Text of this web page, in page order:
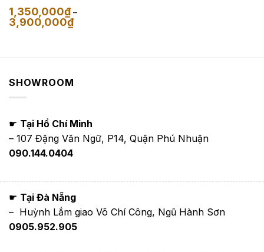
1,350,000₫ –
3,900,000₫Khoảng
giá:
SHOWROOM
☛ Tại Hồ Chí Minh
– 107 Đặng Văn Ngữ, P14, Quận Phú Nhuận
090.144.0404
☛ Tại Đà Nẵng
– Huỳnh Lắm giao Võ Chí Công, Ngũ Hành Sơn
0905.952.905